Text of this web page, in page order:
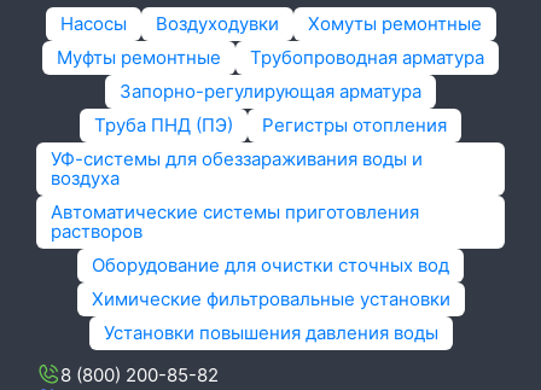
Насосы Воздуходувки
Хомуты ремонтные
Муфты ремонтные
Трубопроводная арматура
Запорно-регулирующая арматура
Труба ПНД (ПЭ)
Регистры отопления
УФ-системы для обеззараживания воды и
воздуха
Автоматические системы приготовления
растворов
Оборудование для очистки сточных вод
Химические фильтровальные установки
Установки повышения давления воды
8 (800) 200-85-82